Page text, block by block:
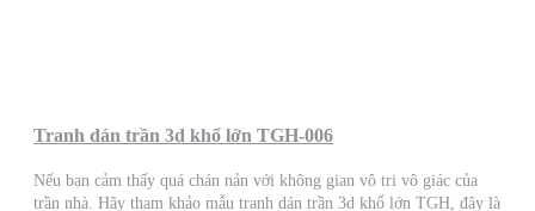
Tranh dán trần 3d khổ lớn TGH-006
Nếu bạn cảm thấy quá chán nản với không gian vô tri vô giác của
trần nhà. Hãy tham khảo mẫu tranh dán trần 3d khổ lớn TGH, đây là